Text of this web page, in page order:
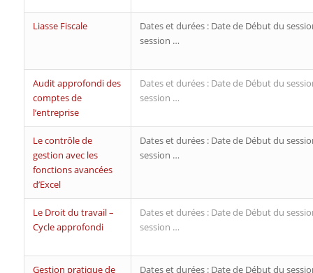
Liasse Fiscale
Dates et durées : Date de Début du
session …
Audit approfondi des
comptes de
l’entreprise
Dates et durées : Date de Début du
session …
Le contrôle de
gestion avec les
fonctions avancées
d’Excel
Dates et durées : Date de Début du
session …
Le Droit du travail –
Cycle approfondi
Dates et durées : Date de Début du
session …
Gestion pratique de
Dates et durées : Date de Début du